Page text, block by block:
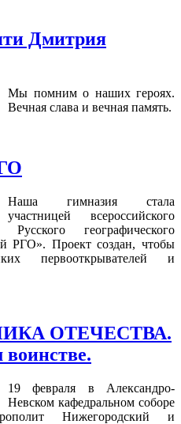
Дмитрия
Мы помним о наших героях.
Вечная слава и вечная память.
Наша гимназия стала
участницей всероссийского
Русского географического
РГО». Проект создан, чтобы
первооткрывателей и
ОТЕЧЕСТВА.
19 февраля в Александро-
Невском кафедральном соборе
Нижегородский и